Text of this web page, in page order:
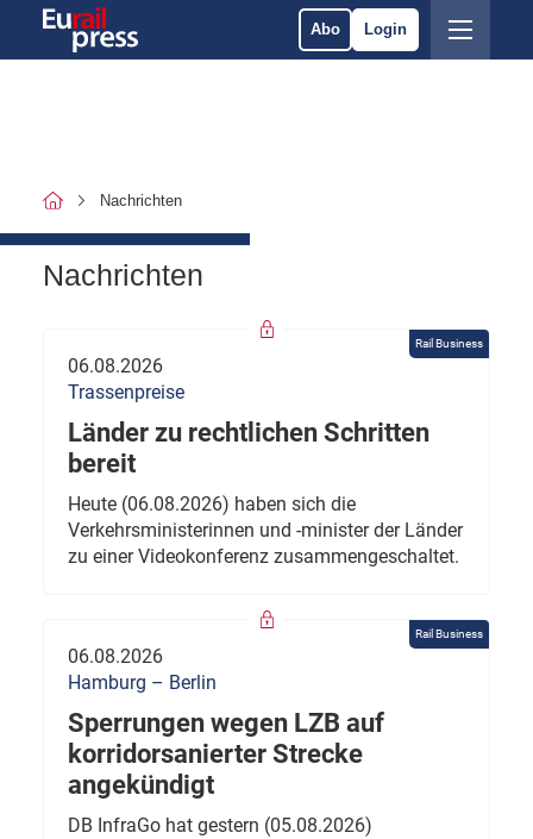
Abo Login
Nachrichten
Nachrichten
Rail Business
06.08.2026
Trassenpreise
Länder zu rechtlichen Schritten
bereit
Heute (06.08.2026) haben sich die
Verkehrsministerinnen und -minister der Länder
zu einer Videokonferenz zusammengeschaltet.
Rail Business
06.08.2026
Hamburg – Berlin
Sperrungen wegen LZB auf
korridorsanierter Strecke
angekündigt
DB InfraGo hat gestern (05.08.2026)